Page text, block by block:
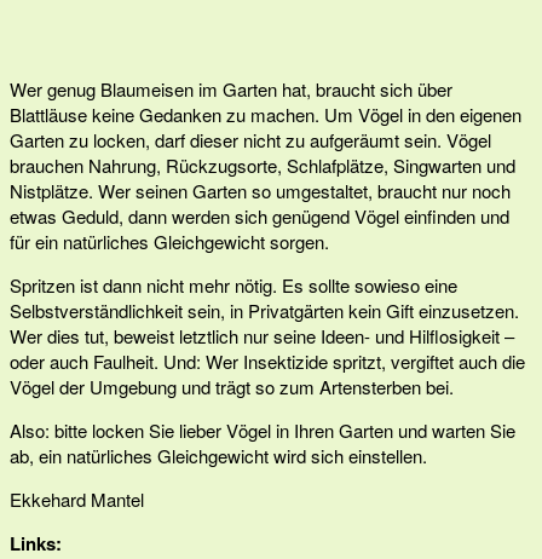
Wer genug Blaumeisen im Garten hat, braucht sich über
Blattläuse keine Gedanken zu machen. Um Vögel in den eigenen
Garten zu locken, darf dieser nicht zu aufgeräumt sein. Vögel
brauchen Nahrung, Rückzugsorte, Schlafplätze, Singwarten und
Nistplätze. Wer seinen Garten so umgestaltet, braucht nur noch
etwas Geduld, dann werden sich genügend Vögel einfinden und
für ein natürliches Gleichgewicht sorgen.
Spritzen ist dann nicht mehr nötig. Es sollte sowieso eine
Selbstverständlichkeit sein, in Privatgärten kein Gift einzusetzen.
Wer dies tut, beweist letztlich nur seine Ideen- und Hilflosigkeit –
oder auch Faulheit. Und: Wer Insektizide spritzt, vergiftet auch die
Vögel der Umgebung und trägt so zum Artensterben bei.
Also: bitte locken Sie lieber Vögel in Ihren Garten und warten Sie
ab, ein natürliches Gleichgewicht wird sich einstellen.
Ekkehard Mantel
Links: